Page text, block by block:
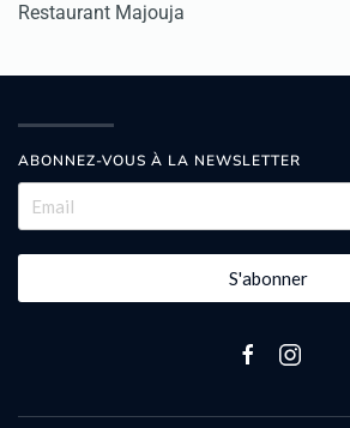
Restaurant Majouja
ABONNEZ-VOUS À LA NEWSLETTER
S'abonner